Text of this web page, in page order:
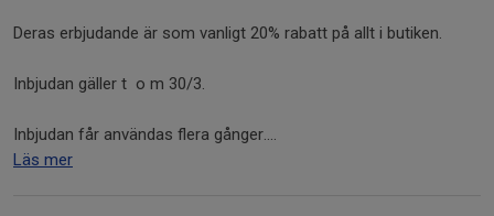
Deras erbjudande är som vanligt 20% rabatt på allt i butiken.
Inbjudan gäller t o m 30/3.
Inbjudan får användas flera gånger....
Läs mer